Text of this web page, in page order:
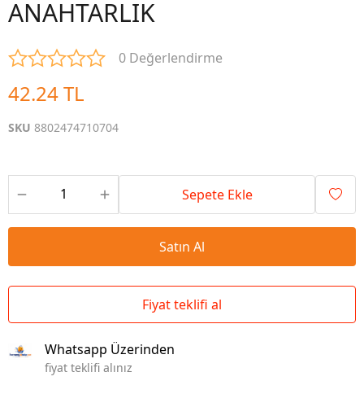
ANAHTARLIK
0 Değerlendirme
42.24 TL
SKU 8802474710704
Sepete Ekle
Satın Al
Fiyat teklifi al
Whatsapp Üzerinden
fiyat teklifi alınız